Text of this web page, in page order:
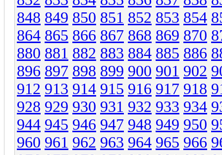
848 849 850 851 852 853 854
864 865 866 867 868 869 870
880 881 882 883 884 885 886
896 897 898 899 900 901 902
912 913 914 915 916 917 918
928 929 930 931 932 933 934
944 945 946 947 948 949 950
960 961 962 963 964 965 966